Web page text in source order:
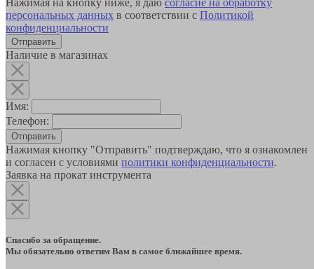
Нажимая на кнопку ниже, я даю согласие на обработку
персональных данных в соответствии с Политикой
конфиденциальности
Наличие в магазинах
Имя:
Телефон:
Отправить
Нажимая кнопку "Отправить" подтверждаю, что я ознакомлен
и согласен с условиями политики конфиденциальности.
Заявка на прокат инструмента
Спасибо за обращение.
Мы обязательно ответим Вам в самое ближайшее время.